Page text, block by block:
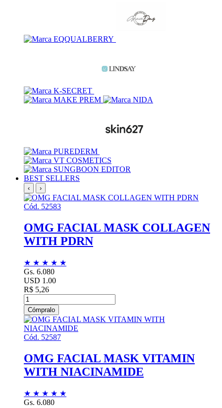
BEST SELLERS
‹ ›
Cód. 52583
OMG FACIAL MASK COLLAGEN
WITH PDRN
★ ★ ★ ★ ★
Gs. 6.080
USD 1.00
R$ 5,26
Cómpralo
Cód. 52587
OMG FACIAL MASK VITAMIN
WITH NIACINAMIDE
★ ★ ★ ★ ★
Gs. 6.080